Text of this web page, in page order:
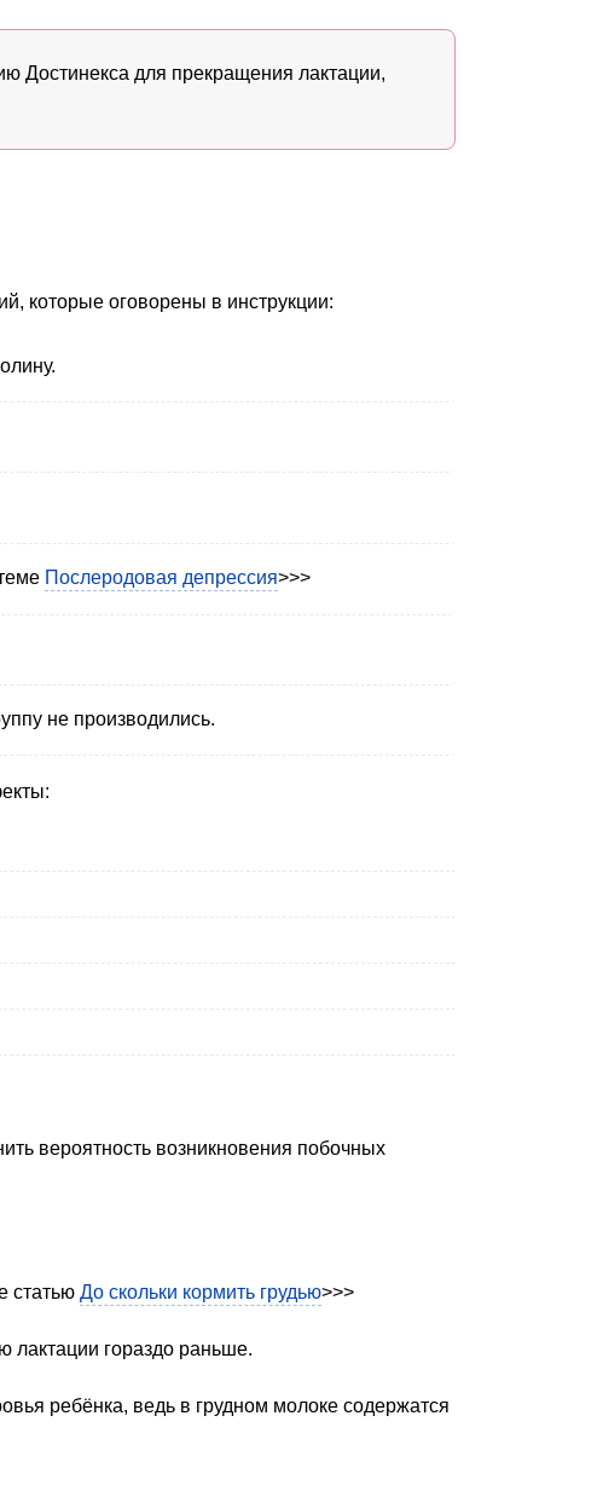
Достинекса для прекращения лактации,
которые оговорены в инструкции:
Послеродовая депрессия>>>
не производились.
вероятность возникновения побочных
статью До скольки кормить грудью>>>
лактации гораздо раньше.
ребёнка, ведь в грудном молоке содержатся